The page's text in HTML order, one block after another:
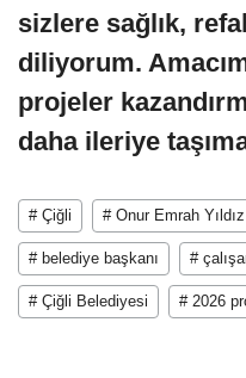
sizlere sağlık,
diliyorum.
projeler
daha ileriye
# Çiğli # Onur Emrah Yıldız
# belediye başkanı #
# Çiğli Belediyesi # 2026